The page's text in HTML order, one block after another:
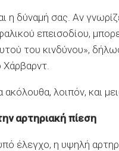
η δύναμή σας. Αν
επεισοδίου,
του κινδύνου»,
Χάρβαρντ.
λοιπόν, και
αρτηριακή πίεση
έλεγχο, η υψηλή